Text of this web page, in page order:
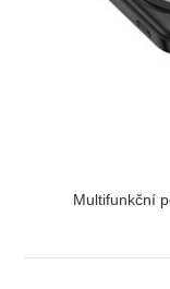
Multifunkční